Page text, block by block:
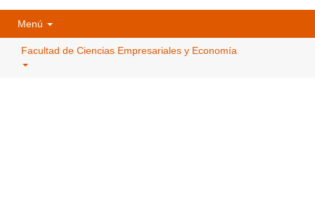
Menú
Facultad de Ciencias Empresariales y Economía